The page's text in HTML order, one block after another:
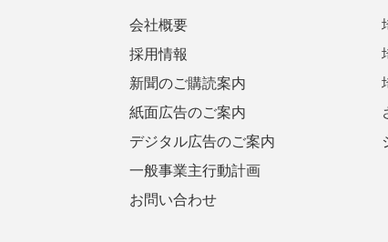
会社概要
採用情報
新聞のご購読案内
紙面広告のご案内
デジタル広告のご案内
一般事業主行動計画
お問い合わせ